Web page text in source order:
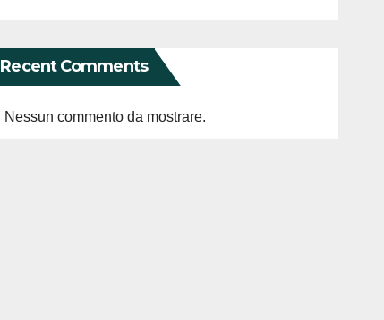
Recent Comments
Nessun commento da mostrare.